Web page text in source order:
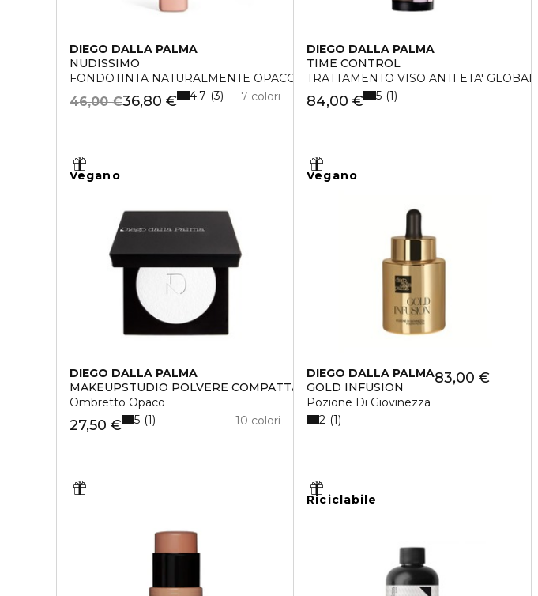
DIEGO DALLA PALMA
NUDISSIMO
FONDOTINTA NATURALMENTE OPACO
36,80 €
46,00 € 7 colori
4.7 3
DIEGO DALLA PALMA
TIME CONTROL
TRATTAMENTO VISO ANTI ETA' GLOBALE
84,00 € 5 1
Vegano
DIEGO DALLA PALMA
MAKEUPSTUDIO POLVERE COMPATTA PER OCCHI
Ombretto Opaco
27,50 € 10 colori
5 1
Vegano
DIEGO DALLA PALMA
GOLD INFUSION
Pozione Di Giovinezza
83,00 €
2 1
Riciclabile